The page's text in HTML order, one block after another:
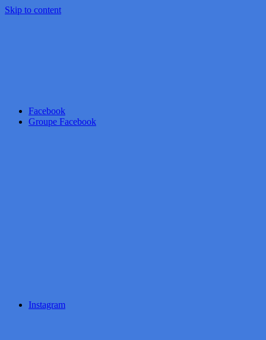
Skip to content
Facebook
Groupe Facebook
Instagram